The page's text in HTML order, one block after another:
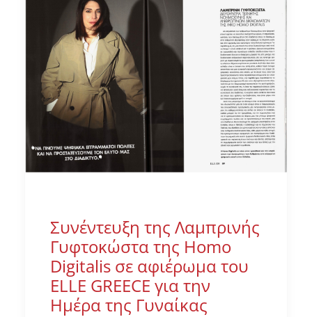
Συνέντευξη της Λαμπρινής
Γυφτοκώστα της Homo
Digitalis σε αφιέρωμα του
ELLE GREECE για την
Ημέρα της Γυναίκας